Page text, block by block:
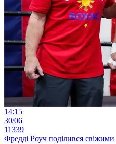
14:15
30/06
11339
Фредді Роуч поділився